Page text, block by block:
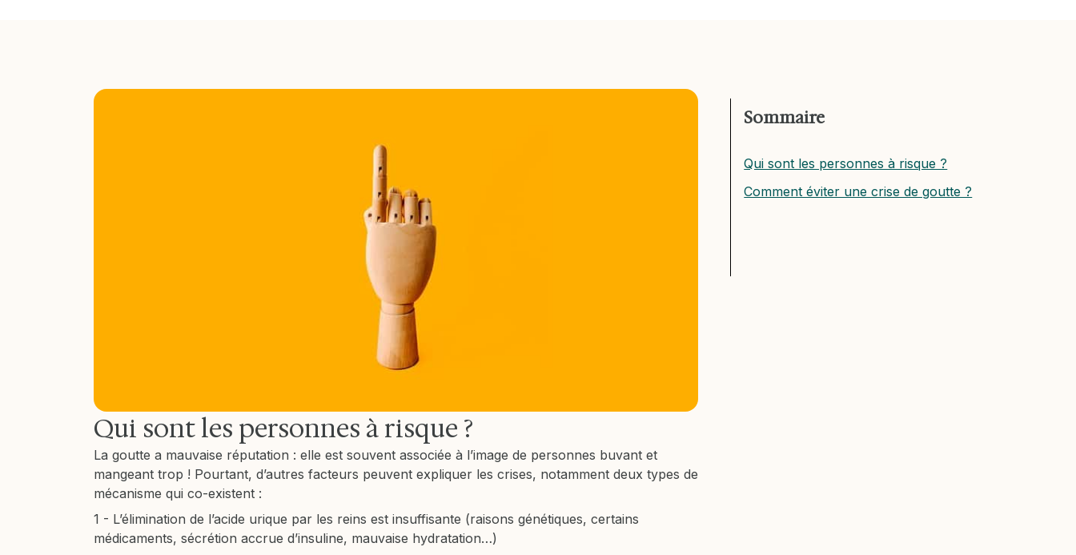
Qui sont les personnes à risque ?
La goutte a mauvaise réputation : elle est souvent associée à l’image de personnes buvant et
mangeant trop ! Pourtant, d’autres facteurs peuvent expliquer les crises, notamment deux types de
mécanisme qui co-existent :
1 - L’élimination de l’acide urique par les reins est insuffisante (raisons génétiques, certains
médicaments, sécrétion accrue d’insuline, mauvaise hydratation…)
Sommaire
Qui sont les personnes à risque ?
Comment éviter une crise de goutte ?